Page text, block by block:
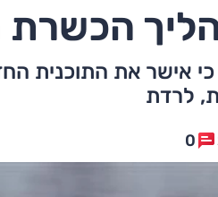
הכשרת
כי אישר את התוכנית
לרדת
0